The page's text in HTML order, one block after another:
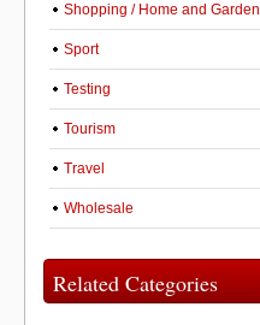
Shopping / Home and Garden
Sport
Testing
Tourism
Travel
Wholesale
Related Categories